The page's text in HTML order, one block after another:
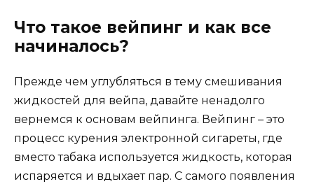
Что такое вейпинг и как все
начиналось?
Прежде чем углубляться в тему смешивания
жидкостей для вейпа, давайте ненадолго
вернемся к основам вейпинга. Вейпинг – это
процесс курения электронной сигареты, где
вместо табака используется жидкость, которая
испаряется и вдыхает пар. С самого появления